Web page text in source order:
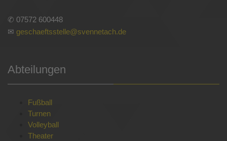
✆ 07572 600448
✉ geschaeftsstelle@svennetach.de
Abteilungen
Fußball
Turnen
Volleyball
Theater